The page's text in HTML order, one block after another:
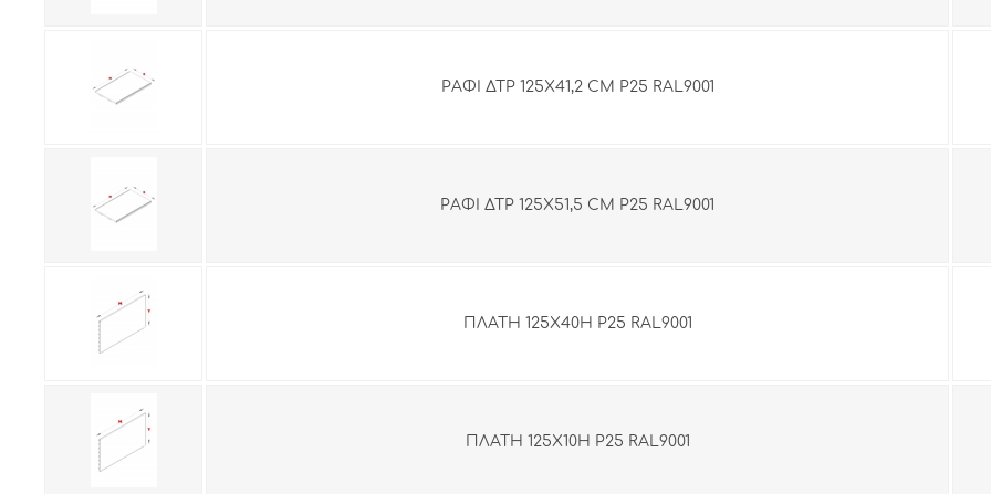
ΡΑΦΙ ΔΤΡ 125Χ41,2 CM Ρ25 RAL9001
ΡΑΦΙ ΔΤΡ 125Χ51,5 CM Ρ25 RAL9001
ΠΛΑΤΗ 125Χ40H Ρ25 RAL9001
ΠΛΑΤΗ 125Χ10H Ρ25 RAL9001